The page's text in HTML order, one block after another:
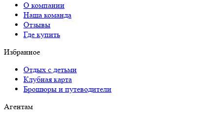
О компании
Наша команда
Отзывы
Где купить
Избранное
Отдых с детьми
Клубная карта
Брошюры и путеводители
Агентам